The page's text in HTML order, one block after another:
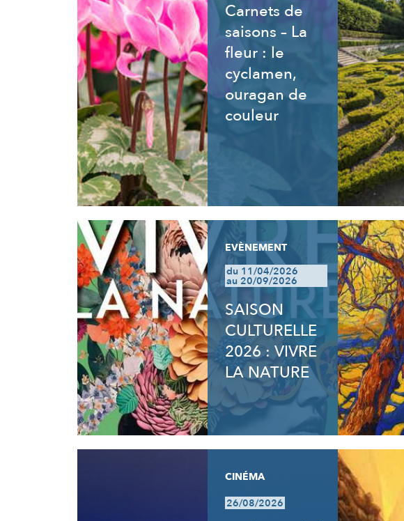
Carnets de
saisons – La
fleur : le
cyclamen,
ouragan de
couleur
EVÈNEMENT
du 11/04/2026
au 20/09/2026
SAISON
CULTURELLE
2026 : VIVRE
LA NATURE
CINÉMA
26/08/2026